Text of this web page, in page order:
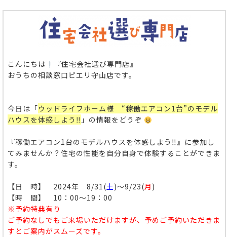
こんにちは
『住宅会社選び専門店』
おうちの相談窓口ピエリ守山店です。
今日は「ウッドライフホーム様 “稼働エアコン1台”のモデル
ハウスを体感しよう‼ 」の情報をどうぞ
『稼働エアコン1台のモデルハウスを体感しよう‼』に参加し
てみませんか？住宅の性能を自分自身で体験することができま
す。
【日 時】 2024年 8/31(土)～9/23(月 )
【時 間】 10：00～19：00
※予約特典有り
ご予約なしでもご来場いただけますが、予めご予約いただきま
すとご案内がスムーズです。